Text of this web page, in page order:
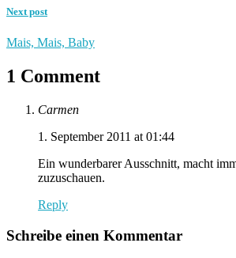
Next post
Mais, Mais, Baby
1 Comment
Carmen
1. September 2011 at 01:44
Ein wunderbarer Ausschnitt, macht
zuzuschauen.
Reply
Schreibe einen Kommentar